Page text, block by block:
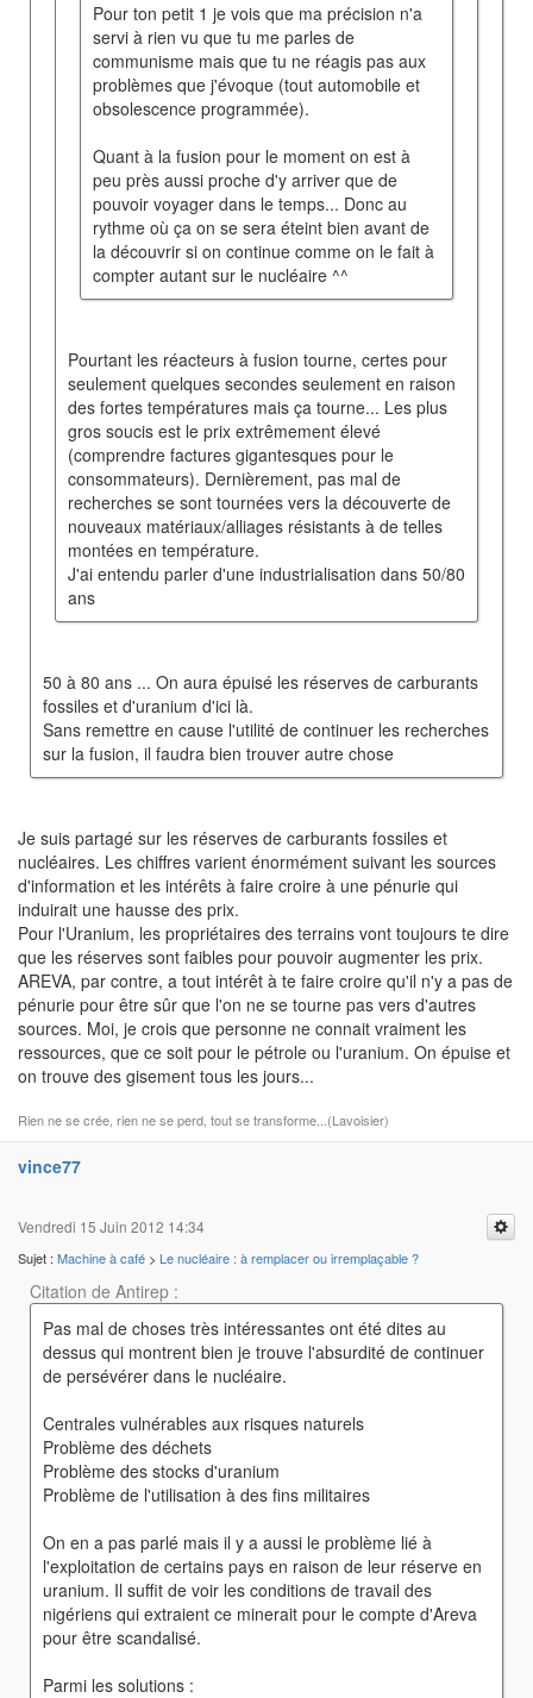
Pour ton petit 1 je vois que ma précision n'a
servi à rien vu que tu me parles de
communisme mais que tu ne réagis pas aux
problèmes que j'évoque (tout automobile et
obsolescence programmée).
Quant à la fusion pour le moment on est à
peu près aussi proche d'y arriver que de
pouvoir voyager dans le temps... Donc au
rythme où ça on se sera éteint bien avant de
la découvrir si on continue comme on le fait à
compter autant sur le nucléaire ^^
Pourtant les réacteurs à fusion tourne, certes pour
seulement quelques secondes seulement en raison
des fortes températures mais ça tourne... Les plus
gros soucis est le prix extrêmement élevé
(comprendre factures gigantesques pour le
consommateurs). Dernièrement, pas mal de
recherches se sont tournées vers la découverte de
nouveaux matériaux/alliages résistants à de telles
montées en température.
J'ai entendu parler d'une industrialisation dans 50/80
ans
50 à 80 ans ... On aura épuisé les réserves de carburants
fossiles et d'uranium d'ici là.
Sans remettre en cause l'utilité de continuer les recherches
sur la fusion, il faudra bien trouver autre chose
Je suis partagé sur les réserves de carburants fossiles et
nucléaires. Les chiffres varient énormément suivant les sources
d'information et les intérêts à faire croire à une pénurie qui
induirait une hausse des prix.
Pour l'Uranium, les propriétaires des terrains vont toujours te dire
que les réserves sont faibles pour pouvoir augmenter les prix.
AREVA, par contre, a tout intérêt à te faire croire qu'il n'y a pas de
pénurie pour être sûr que l'on ne se tourne pas vers d'autres
sources. Moi, je crois que personne ne connait vraiment les
ressources, que ce soit pour le pétrole ou l'uranium. On épuise et
on trouve des gisement tous les jours...
Rien ne se crée, rien ne se perd, tout se transforme...(Lavoisier)
vince77
Vendredi 15 Juin 2012 14:34
Sujet : Machine à café > Le nucléaire : à remplacer ou irremplaçable ?
Citation de Antirep :
Pas mal de choses très intéressantes ont été dites au
dessus qui montrent bien je trouve l'absurdité de continuer
de persévérer dans le nucléaire.
Centrales vulnérables aux risques naturels
Problème des déchets
Problème des stocks d'uranium
Problème de l'utilisation à des fins militaires
On en a pas parlé mais il y a aussi le problème lié à
l'exploitation de certains pays en raison de leur réserve en
uranium. Il suffit de voir les conditions de travail des
nigériens qui extraient ce minerait pour le compte d'Areva
pour être scandalisé.
Parmi les solutions :